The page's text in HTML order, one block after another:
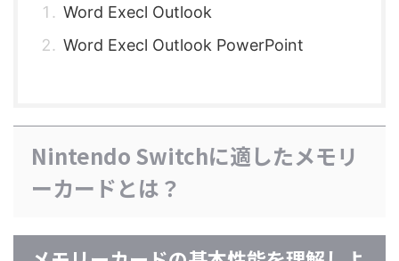
Word Execl Outlook
Word Execl Outlook PowerPoint
Nintendo Switchに適したメモリ
ーカードとは？